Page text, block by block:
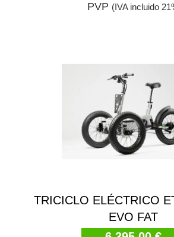
PVP (IVA incluido
TRICICLO ELÉCTRICO
EVO FAT